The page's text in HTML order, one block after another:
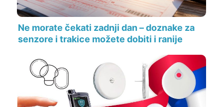
Ne morate čekati zadnji dan – doznake za
senzore i trakice možete dobiti i ranije